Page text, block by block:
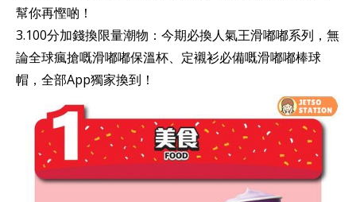
幫你再慳啲！
3.100分加錢換限量潮物：今期必換人氣王滑嘟嘟系列，無
論全球瘋搶嘅滑嘟嘟保溫杯、定襯衫必備嘅滑嘟嘟棒球
帽，全部App獨家換到！